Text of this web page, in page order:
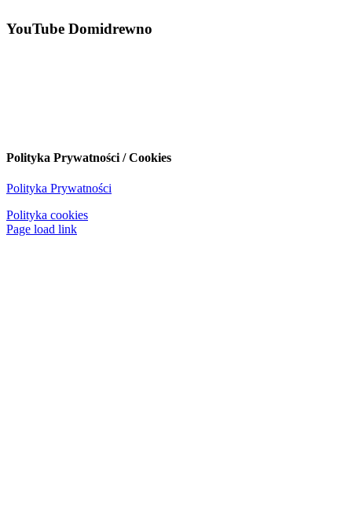
YouTube Domidrewno
Polityka Prywatności / Cookies
Polityka Prywatności
Polityka cookies
Page load link